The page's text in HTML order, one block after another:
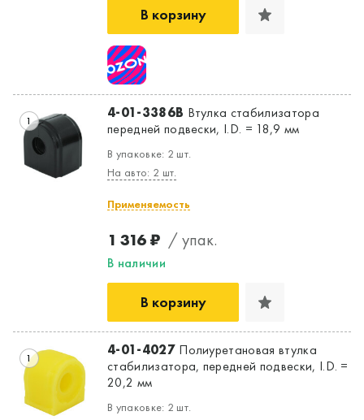
Да, верно
В корзину
1 4-01-3386B Втулка стабилизатора
передней подвески, I.D. = 18,9 мм
В упаковке: 2 шт.
На авто: 2 шт.
Применяемость
1 316 ₽ / упак.
В наличии
В корзину
1 4-01-4027Полиуретановая втулка
стабилизатора, передней подвески, I.D. =
20,2 мм
В упаковке: 2 шт.